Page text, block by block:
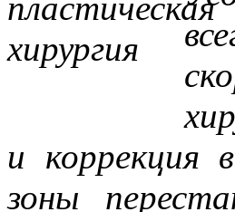
и коррекция
зоны